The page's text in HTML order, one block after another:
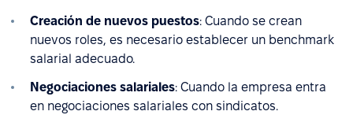
Creación de nuevos puestos: Cuando se crean
nuevos roles, es necesario establecer un benchmark
salarial adecuado.
Negociaciones salariales: Cuando la empresa entra
en negociaciones salariales con sindicatos.